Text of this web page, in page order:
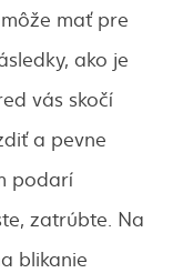
mať pre
ako je
vás skočí
a pevne
podarí
zatrúbte. Na
blikanie